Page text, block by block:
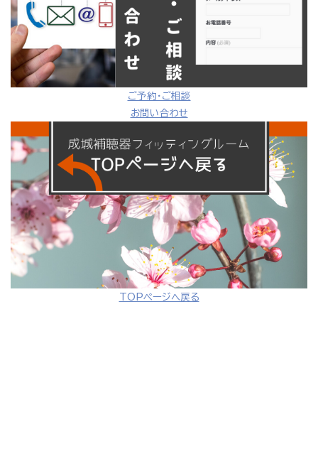
ご予約・ご相談
お問い合わせ
TOPページへ戻る